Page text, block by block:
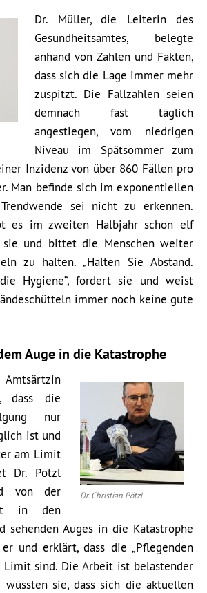
Dr. Müller, die Leiterin des
Gesundheitsamtes, belegte
anhand von Zahlen und Fakten,
dass sich die Lage immer mehr
zuspitzt. Die Fallzahlen seien
demnach fast täglich
angestiegen, vom niedrigen
Niveau im Spätsommer zum
Inzidenz von über 860 Fällen pro
Man befinde sich im exponentiellen
sei nicht zu erkennen.
es im zweiten Halbjahr schon elf
sie und bittet die Menschen weiter
zu halten. „Halten Sie Abstand.
Hygiene“, fordert sie und weist
immer noch keine gute
Auge in die Katastrophe
Dr. Christian Pötzl
dass die
nur
ist und
am Limit
Dr. Pötzl
von der
in den
sehenden Auges in die Katastrophe
er und erklärt, dass die „Pflegenden
Limit sind. Die Arbeit ist belastender
wüssten sie, dass sich die aktuellen